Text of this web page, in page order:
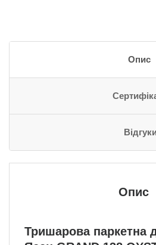
Опис
Опис
Тришарова паркетна